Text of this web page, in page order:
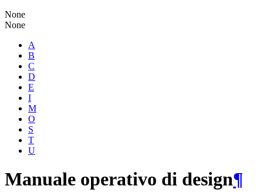
None
None
A
B
C
D
E
I
M
O
S
T
U
Manuale operativo di design¶